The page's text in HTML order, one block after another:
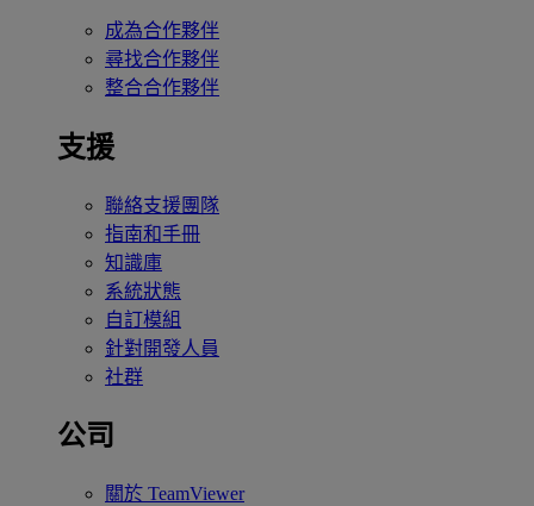
成為合作夥伴
尋找合作夥伴
整合合作夥伴
支援
聯絡支援團隊
指南和手冊
知識庫
系統狀態
自訂模組
針對開發人員
社群
公司
關於 TeamViewer